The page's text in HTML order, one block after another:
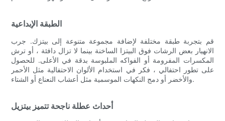
الطبقة الإبداعية
قم بتجربة طبقة مختلفة لإضافة مجموعة متنوعة إلى بيتزك. جرب
الانهيار بعض الرشات فوق البيتزا الساخنة بينما لا تزال دافئة ، أو ترش
المكسرات المفرومة أو الفواكه الملبوسة بدقة في الأعلى. للحصول
على تطور احتفالي ، فكر في استخدام الألوان الاحتفالية مثل الأحمر
والأخضر أو ​​دمج النكهات الموسمية مثل أعشاب النعناع أو الشتاء.
أحداث عطلة ناجحة تتميز بيتزيل